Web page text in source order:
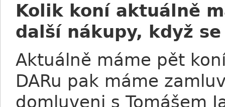
Kolik koní aktuálně
další nákupy, když
Aktuálně máme pět
DARu pak máme
domluveni s Tomášem